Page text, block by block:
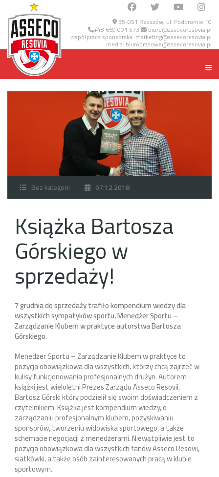
35-051 Rzeszów, ul. Podpromie 10
+48 669 001 573 biuro@assecoresovia.pl
współpraca sponsorska: marketing@assecoresovia.pl
media: biuroprasowe@assecoresovia.pl
Bez kategorii 07.12.2018
Książka Bartosza
Górskiego w
sprzedaży!
7 grudnia do sprzedaży trafiło kompendium wiedzy dla
wszystkich sympatyków sportu, Menedżer Sportu –
Zarządzanie Klubem w praktyce autorstwa Bartosza
Górskiego.
Menedżer Sportu – Zarządzanie Klubem w praktyce to
pozycja obowiązkowa dla wszystkich, którzy chcą zajrzeć w
kulisy funkcjonowania profesjonalnych drużyn. Autorem
książki jest wieloletni Prezes Zarządu Asseco Resovii,
Bartosz Górski który podzielił się swoim doświadczeniem z
czytelnikiem. Książka jest kompendium wiedzy, o
zarządzaniu profesjonalnym klubem, pozyskiwaniu
sponsorów, tworzeniu widowiska sportowego, a także
schemacie negocjacji z menedżerami. Niewątpliwie jest to
pozycja obowiązkowa dla wszystkich fanów Asseco Resovii,
siatkówki, a także osób zainteresowanych pracą w klubie
sportowym.